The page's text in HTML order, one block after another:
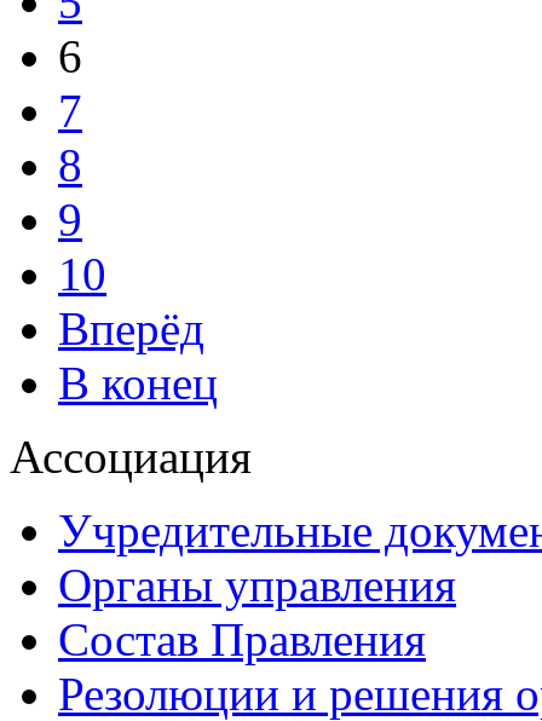
6
7
8
9
10
Вперёд
В конец
Ассоциация
Учредительные
Органы управления
Состав Правления
Резолюции и решения